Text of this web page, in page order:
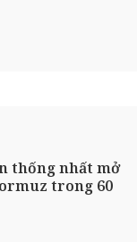
thống nhất mở
trong 60